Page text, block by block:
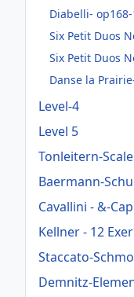
Diabelli-
Six Petit Duos
Six Petit Duos
Danse la
Level-4
Level 5
Tonleitern-
Baermann-
Cavallini - &-
Kellner - 12
Staccato-
Demnitz-